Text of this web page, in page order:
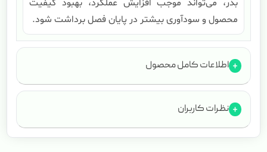
بذر، می‌تواند موجب افزایش عملکرد، بهبود کیفیت
محصول و سودآوری بیشتر در پایان فصل برداشت شود.
اطلاعات کامل محصول
نظرات کاربران